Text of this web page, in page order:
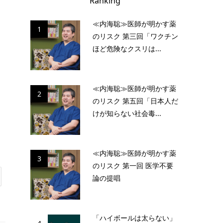
1
≪内海聡≫医師が明かす薬
のリスク 第三回「ワクチン
ほど危険なクスリは...
2
≪内海聡≫医師が明かす薬
のリスク 第五回「日本人だ
けが知らない社会毒...
3
≪内海聡≫医師が明かす薬
のリスク 第一回 医学不要
論の提唱
「ハイボールは太らない」